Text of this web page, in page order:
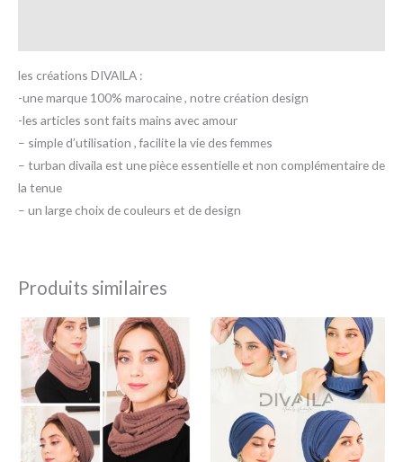
les créations DIVAILA :
-une marque 100% marocaine , notre création design
-les articles sont faits mains avec amour
– simple d’utilisation , facilite la vie des femmes
– turban divaila est une pièce essentielle et non complémentaire de
la tenue
– un large choix de couleurs et de design
Produits similaires